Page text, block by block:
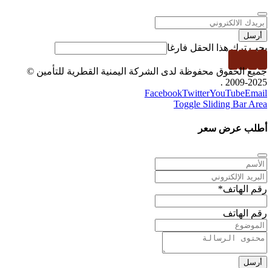
أرسل
يجب ترك هذا الحقل فارغا
جميع الحقوق محفوظة لدى الشركة اليمنية القطرية للتأمين ©
2025-2009 .
FacebookTwitterYouTubeEmail
Toggle Sliding Bar Area
أطلب عرض سعر
رقم الهاتف*
رقم الهاتف
أرسل